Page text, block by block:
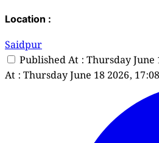
Location :
Saidpur
Published At : Thursday June
At : Thursday June 18 2026, 17:08